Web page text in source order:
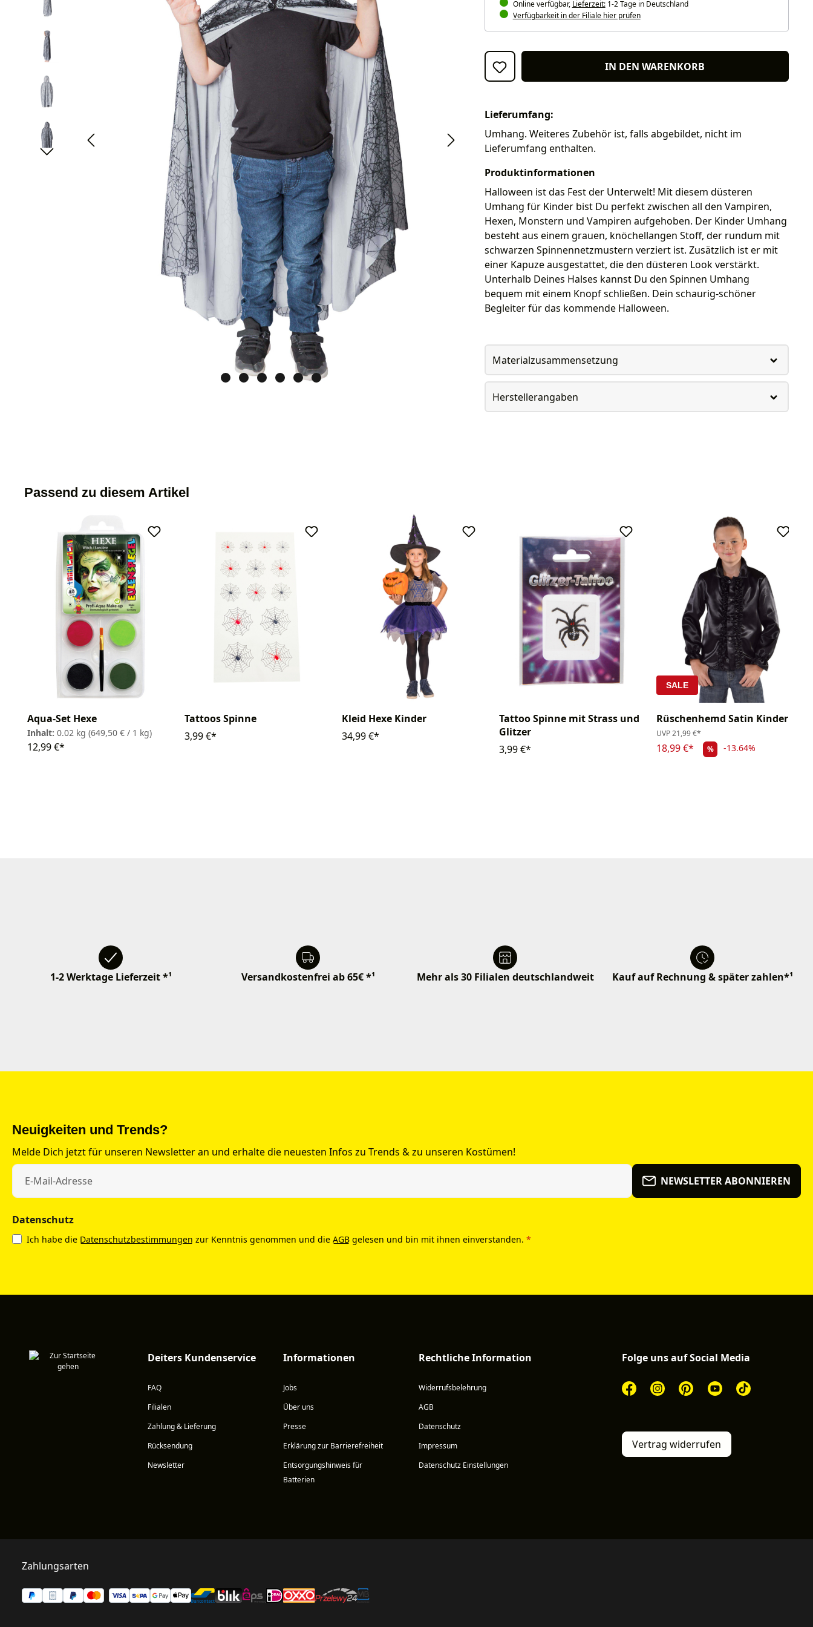
Online verfügbar, Lieferzeit:1-2 Tage in Deutschland
Verfügbarkeit in der Filiale hier prüfen
IN DEN WARENKORB
Lieferumfang:
Umhang. Weiteres Zubehör ist, falls abgebildet, nicht im
Lieferumfang enthalten.
Produktinformationen
Halloween ist das Fest der Unterwelt! Mit diesem düsteren
Umhang für Kinder bist Du perfekt zwischen all den Vampiren,
Hexen, Monstern und Vampiren aufgehoben. Der Kinder Umhang
besteht aus einem grauen, knöchellangen Stoff, der rundum mit
schwarzen Spinnennetzmustern verziert ist. Zusätzlich ist er mit
einer Kapuze ausgestattet, die den düsteren Look verstärkt.
Unterhalb Deines Halses kannst Du den Spinnen Umhang
bequem mit einem Knopf schließen. Dein schaurig-schöner
Begleiter für das kommende Halloween.
Materialzusammensetzung
Herstellerangaben
Passend zu diesem Artikel
Aqua-Set Hexe
Inhalt: 0.02 kg (649,50 € / 1 kg)
12,99 €*
Tattoos Spinne
3,99 €*
Kleid Hexe Kinder
34,99 €*
Tattoo Spinne mit Strass und
Glitzer
3,99 €*
SALE
Rüschenhemd Satin Kinder
UVP21,99 €*
18,99 €* % -13.64%
1-2 Werktage Lieferzeit *¹ Versandkostenfrei ab 65€ *¹ Mehr als 30 Filialen deutschlandweit Kauf auf Rechnung & später zahlen*¹
Neuigkeiten und Trends?
Melde Dich jetzt für unseren Newsletter an und erhalte die neuesten Infos zu Trends & zu unseren Kostümen!
NEWSLETTER ABONNIEREN
Datenschutz
Ich habe die Datenschutzbestimmungen zur Kenntnis genommen und die AGB gelesen und bin mit ihnen einverstanden. *
Deiters Kundenservice
FAQ
Filialen
Zahlung & Lieferung
Rücksendung
Newsletter
Informationen
Jobs
Über uns
Presse
Erklärung zur Barrierefreiheit
Entsorgungshinweis für
Batterien
Rechtliche Information
Widerrufsbelehrung
AGB
Datenschutz
Impressum
Datenschutz Einstellungen
Folge uns auf Social Media
Vertrag widerrufen
Zahlungsarten